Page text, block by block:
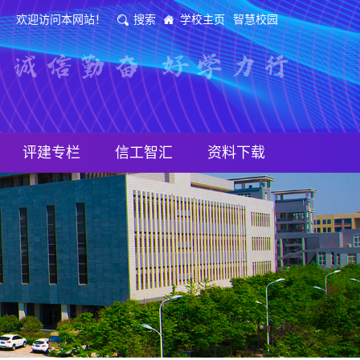
欢迎访问本网站！ 搜索 学校主页 智慧校园
评建专栏 信工智汇 资料下载